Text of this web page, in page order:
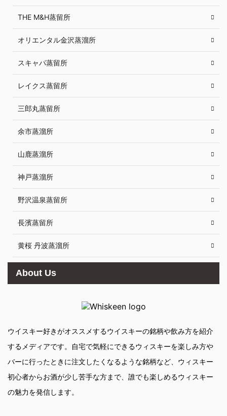
THE M&H蒸留所
オリエンタル金沢蒸溜所
スキャパ蒸留所
レイクス蒸留所
三郎丸蒸留所
余市蒸溜所
山鹿蒸溜所
神戸蒸溜所
野沢温泉蒸留所
長濱蒸留所
黄桜 丹波蒸溜所
About Us
ウイスキー好きがオススメするウイスキーの銘柄や飲み方を紹介
するメディアです。自宅で気軽にできるウィスキーを楽しみ方や
バーに行ったときに注文したくなるような銘柄など、ウィスキー
初心者からお酒が少し苦手な方まで、誰でも楽しめるウィスキー
の魅力を発信します。